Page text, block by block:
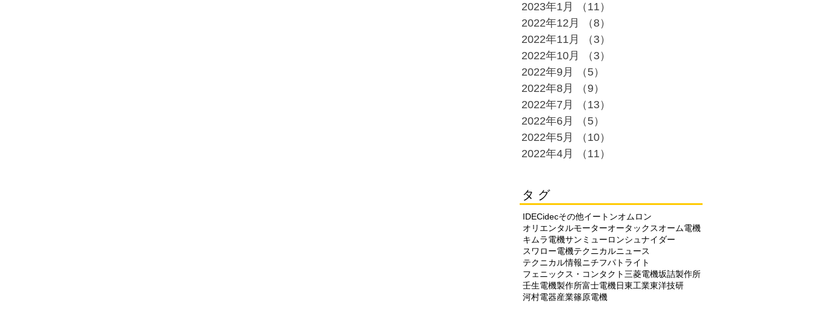
2023年1月
（11）
2022年12月
（8）
2022年11月
（3）
2022年10月
（3）
2022年9月
（5）
2022年8月
（9）
2022年7月
（13）
2022年6月
（5）
2022年5月
（10）
2022年4月
（11）
タ グ
IDECidecその他イートンオムロン
オリエンタルモーターオータックスオーム電機
キムラ電機サンミューロンシュナイダー
スワロー電機テクニカルニュース
テクニカル情報ニチフパトライト
フェニックス・コンタクト 三菱電機坂詰製作所
壬生電機製作所富士電機日東工業東洋技研
河村電器産業篠原電機